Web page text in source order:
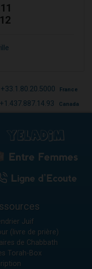
+33.1.80.20.5000 France
+1.437.887.14.93 Canada
Juif
(livre de prière)
de Chabbath
Torah-Box